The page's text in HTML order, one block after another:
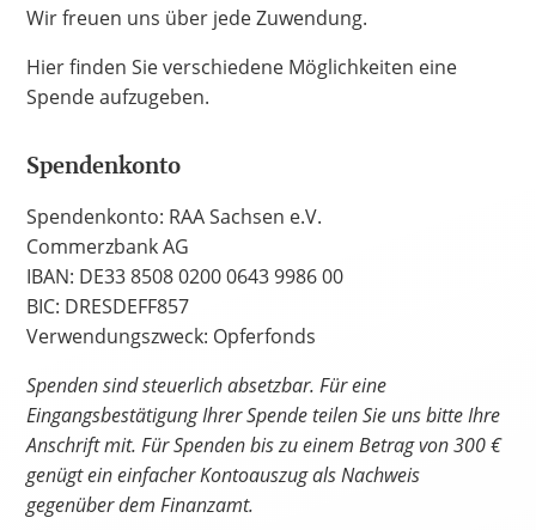
Wir freuen uns über jede Zuwendung.
Hier finden Sie verschiedene Möglichkeiten eine
Spende aufzugeben.
Spendenkonto
Spendenkonto: RAA Sachsen e.V.
Commerzbank AG
IBAN: DE33 8508 0200 0643 9986 00
BIC: DRESDEFF857
Verwendungszweck: Opferfonds
Spenden sind steuerlich absetzbar. Für eine
Eingangsbestätigung Ihrer Spende teilen Sie uns bitte Ihre
Anschrift mit. Für Spenden bis zu einem Betrag von 300 €
genügt ein einfacher Kontoauszug als Nachweis
gegenüber dem Finanzamt.